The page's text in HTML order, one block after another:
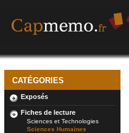
CATÉGORIES
Exposés
Fiches de lecture
Sciences et Technologies
Sciences Humaines